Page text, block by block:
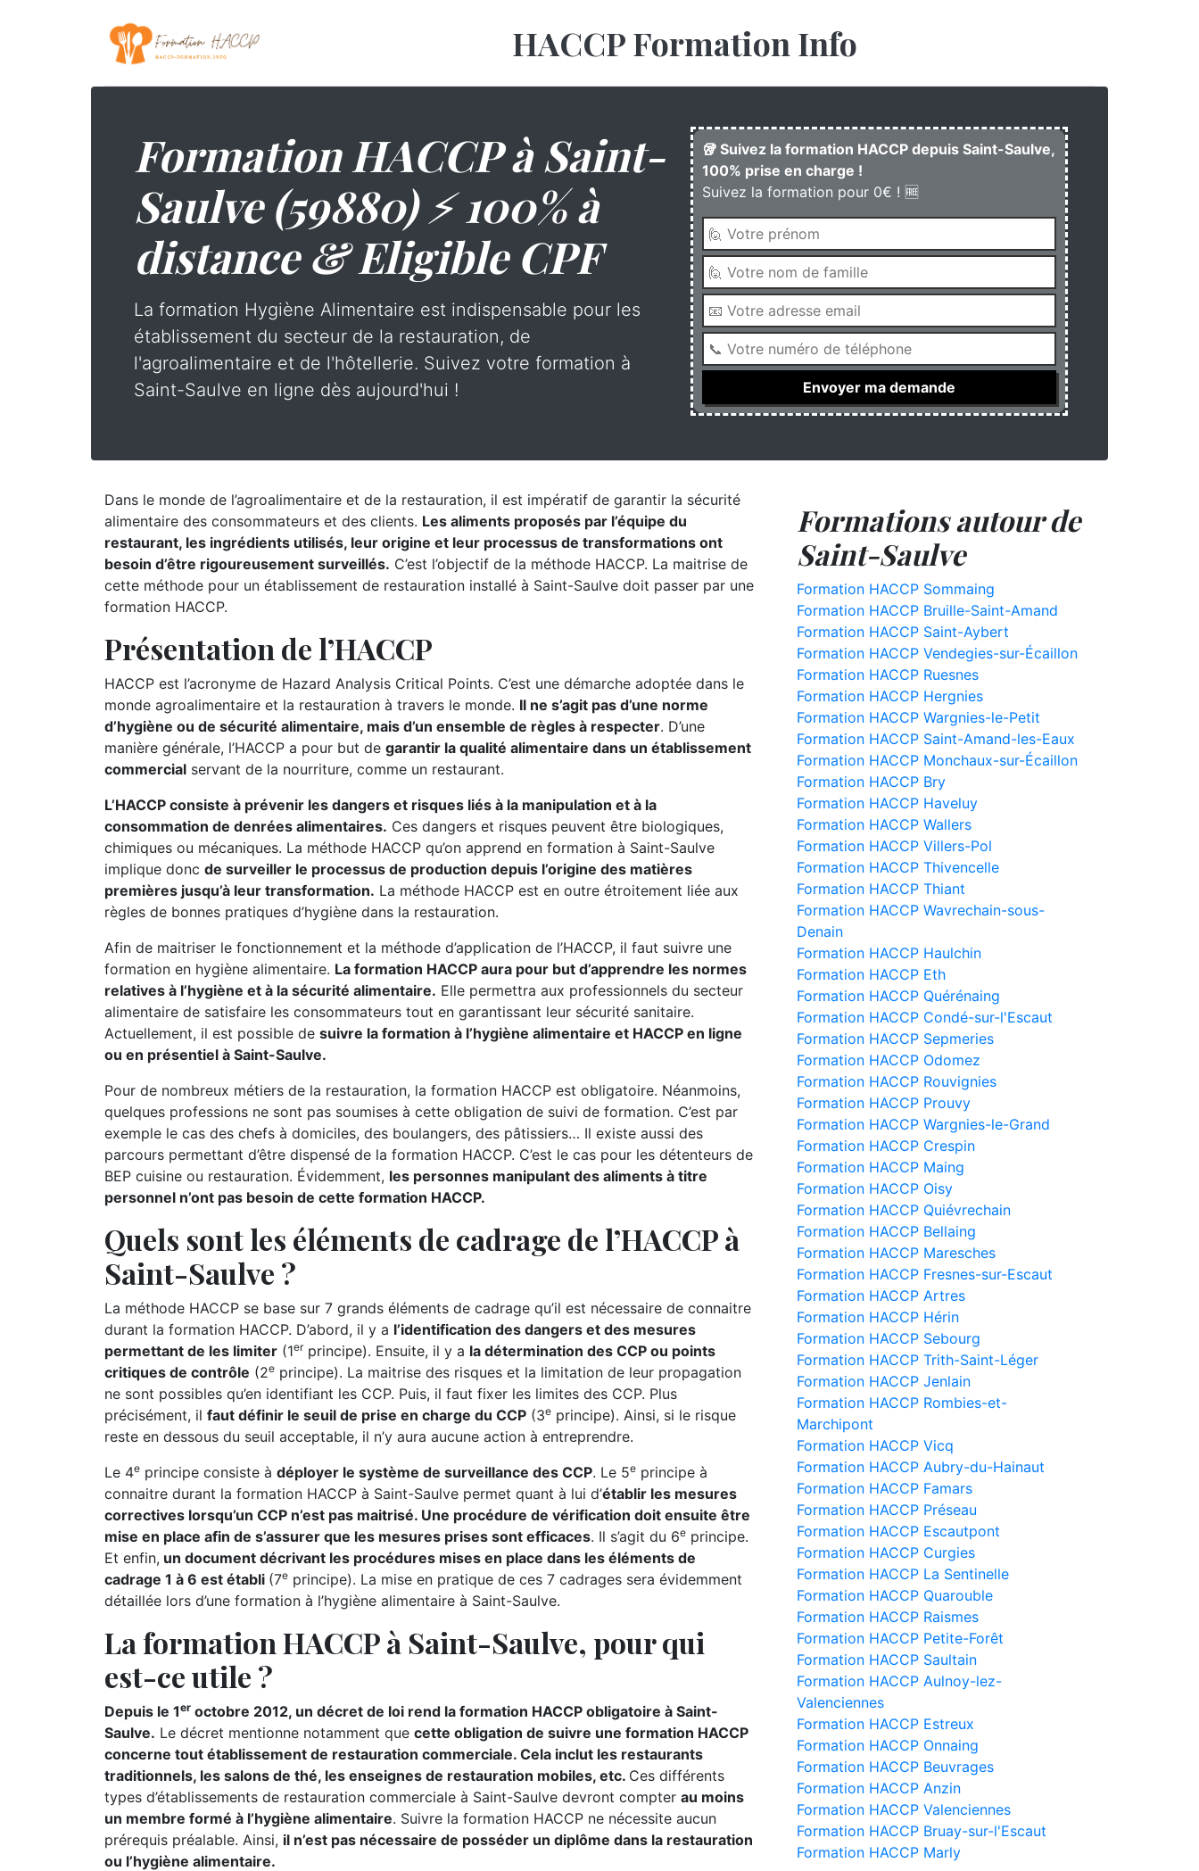
HACCP Formation Info
Formation HACCP à Saint-
Saulve (59880) ⚡ 100% à
distance & Eligible CPF
La formation Hygiène Alimentaire est indispensable pour les
établissement du secteur de la restauration, de
l'agroalimentaire et de l'hôtellerie. Suivez votre formation à
Saint-Saulve en ligne dès aujourd'hui !
🥡 Suivez la formation HACCP depuis Saint-Saulve,
100% prise en charge !
Suivez la formation pour 0€ ! 🆓
Dans le monde de l’agroalimentaire et de la restauration, il est impératif de garantir la sécurité
alimentaire des consommateurs et des clients. Les aliments proposés par l’équipe du
restaurant, les ingrédients utilisés, leur origine et leur processus de transformations ont
besoin d’être rigoureusement surveillés. C’est l’objectif de la méthode HACCP. La maitrise de
cette méthode pour un établissement de restauration installé à Saint-Saulve doit passer par une
formation HACCP.
Présentation de l’HACCP
HACCP est l’acronyme de Hazard Analysis Critical Points. C’est une démarche adoptée dans le
monde agroalimentaire et la restauration à travers le monde. Il ne s’agit pas d’une norme
d’hygiène ou de sécurité alimentaire, mais d’un ensemble de règles à respecter. D’une
manière générale, l’HACCP a pour but de garantir la qualité alimentaire dans un établissement
commercial servant de la nourriture, comme un restaurant.
L’HACCP consiste à prévenir les dangers et risques liés à la manipulation et à la
consommation de denrées alimentaires. Ces dangers et risques peuvent être biologiques,
chimiques ou mécaniques. La méthode HACCP qu’on apprend en formation à Saint-Saulve
implique donc de surveiller le processus de production depuis l’origine des matières
premières jusqu’à leur transformation. La méthode HACCP est en outre étroitement liée aux
règles de bonnes pratiques d’hygiène dans la restauration.
Afin de maitriser le fonctionnement et la méthode d’application de l’HACCP, il faut suivre une
formation en hygiène alimentaire. La formation HACCP aura pour but d’apprendre les normes
relatives à l’hygiène et à la sécurité alimentaire. Elle permettra aux professionnels du secteur
alimentaire de satisfaire les consommateurs tout en garantissant leur sécurité sanitaire.
Actuellement, il est possible de suivre la formation à l’hygiène alimentaire et HACCP en ligne
ou en présentiel à Saint-Saulve.
Pour de nombreux métiers de la restauration, la formation HACCP est obligatoire. Néanmoins,
quelques professions ne sont pas soumises à cette obligation de suivi de formation. C’est par
exemple le cas des chefs à domiciles, des boulangers, des pâtissiers… Il existe aussi des
parcours permettant d’être dispensé de la formation HACCP. C’est le cas pour les détenteurs de
BEP cuisine ou restauration. Évidemment, les personnes manipulant des aliments à titre
personnel n’ont pas besoin de cette formation HACCP.
Quels sont les éléments de cadrage de l’HACCP à
Saint-Saulve ?
La méthode HACCP se base sur 7 grands éléments de cadrage qu’il est nécessaire de connaitre
durant la formation HACCP. D’abord, il y a l’identification des dangers et des mesures
permettant de les limiter (1erprincipe). Ensuite, il y a la détermination des CCP ou points
critiques de contrôle (2e principe). La maitrise des risques et la limitation de leur propagation
ne sont possibles qu’en identifiant les CCP. Puis, il faut fixer les limites des CCP. Plus
précisément, il faut définir le seuil de prise en charge du CCP (3e principe). Ainsi, si le risque
reste en dessous du seuil acceptable, il n’y aura aucune action à entreprendre.
Le 4e principe consiste à déployer le système de surveillance des CCP. Le 5e principe à
connaitre durant la formation HACCP à Saint-Saulve permet quant à lui d’établir les mesures
correctives lorsqu’un CCP n’est pas maitrisé. Une procédure de vérification doit ensuite être
mise en place afin de s’assurer que les mesures prises sont efficaces. Il s’agit du 6e principe.
Et enfin, un document décrivant les procédures mises en place dans les éléments de
cadrage 1 à 6 est établi (7e principe). La mise en pratique de ces 7 cadrages sera évidemment
détaillée lors d’une formation à l’hygiène alimentaire à Saint-Saulve.
La formation HACCP à Saint-Saulve, pour qui
est-ce utile ?
Depuis le 1er octobre 2012, un décret de loi rend la formation HACCP obligatoire à Saint-
Saulve. Le décret mentionne notamment que cette obligation de suivre une formation HACCP
concerne tout établissement de restauration commerciale. Cela inclut les restaurants
traditionnels, les salons de thé, les enseignes de restauration mobiles, etc. Ces différents
types d’établissements de restauration commerciale à Saint-Saulve devront compter au moins
un membre formé à l’hygiène alimentaire. Suivre la formation HACCP ne nécessite aucun
prérequis préalable. Ainsi, il n’est pas nécessaire de posséder un diplôme dans la restauration
ou l’hygiène alimentaire.
Formations autour de
Saint-Saulve
Formation HACCP Sommaing
Formation HACCP Bruille-Saint-Amand
Formation HACCP Saint-Aybert
Formation HACCP Vendegies-sur-Écaillon
Formation HACCP Ruesnes
Formation HACCP Hergnies
Formation HACCP Wargnies-le-Petit
Formation HACCP Saint-Amand-les-Eaux
Formation HACCP Monchaux-sur-Écaillon
Formation HACCP Bry
Formation HACCP Haveluy
Formation HACCP Wallers
Formation HACCP Villers-Pol
Formation HACCP Thivencelle
Formation HACCP Thiant
Formation HACCP Wavrechain-sous-
Denain
Formation HACCP Haulchin
Formation HACCP Eth
Formation HACCP Quérénaing
Formation HACCP Condé-sur-l'Escaut
Formation HACCP Sepmeries
Formation HACCP Odomez
Formation HACCP Rouvignies
Formation HACCP Prouvy
Formation HACCP Wargnies-le-Grand
Formation HACCP Crespin
Formation HACCP Maing
Formation HACCP Oisy
Formation HACCP Quiévrechain
Formation HACCP Bellaing
Formation HACCP Maresches
Formation HACCP Fresnes-sur-Escaut
Formation HACCP Artres
Formation HACCP Hérin
Formation HACCP Sebourg
Formation HACCP Trith-Saint-Léger
Formation HACCP Jenlain
Formation HACCP Rombies-et-
Marchipont
Formation HACCP Vicq
Formation HACCP Aubry-du-Hainaut
Formation HACCP Famars
Formation HACCP Préseau
Formation HACCP Escautpont
Formation HACCP Curgies
Formation HACCP La Sentinelle
Formation HACCP Quarouble
Formation HACCP Raismes
Formation HACCP Petite-Forêt
Formation HACCP Saultain
Formation HACCP Aulnoy-lez-
Valenciennes
Formation HACCP Estreux
Formation HACCP Onnaing
Formation HACCP Beuvrages
Formation HACCP Anzin
Formation HACCP Valenciennes
Formation HACCP Bruay-sur-l'Escaut
Formation HACCP Marly